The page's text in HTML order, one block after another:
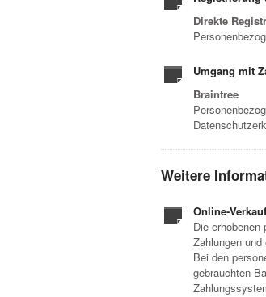
Direkte
Umgang mit
Braintree
Weitere
Online-
Die
Zahlungen
Bei den
gebrauchten